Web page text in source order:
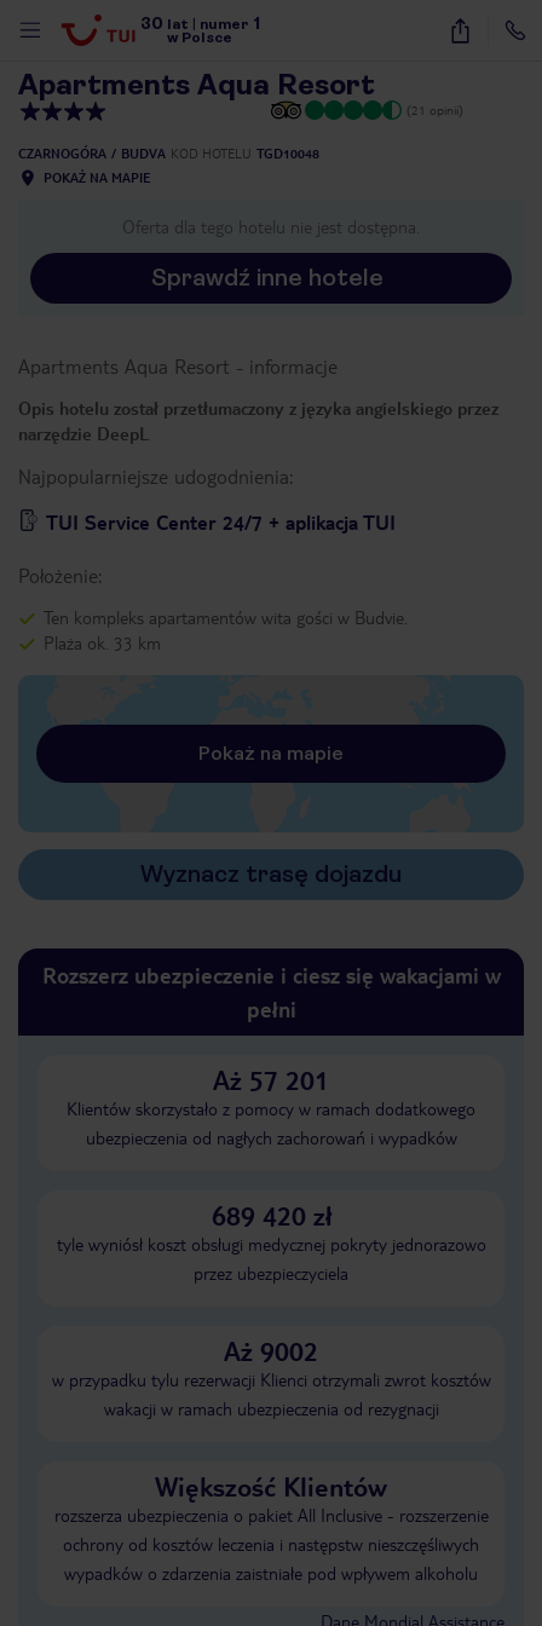
30 lat numer 1
w Polsce
13
Apartments Aqua Resort
(21 opinii)
CZARNOGÓRA BUDVA KOD HOTELU TGD10048
POKAŻ NA MAPIE
Oferta dla tego hotelu nie jest dostępna.
Sprawdź inne hotele
Apartments Aqua Resort - informacje
Opis hotelu został przetłumaczony z języka angielskiego przez
narzędzie DeepL
Najpopularniejsze udogodnienia:
TUI Service Center 24/7 + aplikacja TUI
Położenie:
Ten kompleks apartamentów wita gości w Budvie.
Plaża ok. 33 km
Pokaż na mapie
Wyznacz trasę dojazdu
Rozszerz ubezpieczenie i ciesz się wakacjami w
pełni
Aż 57 201
Klientów skorzystało z pomocy w ramach dodatkowego
ubezpieczenia od nagłych zachorowań i wypadków
689 420 zł
tyle wyniósł koszt obsługi medycznej pokryty jednorazowo
przez ubezpieczyciela
Aż 9002
w przypadku tylu rezerwacji Klienci otrzymali zwrot kosztów
wakacji w ramach ubezpieczenia od rezygnacji
Większość Klientów
rozszerza ubezpieczenia o pakiet All Inclusive - rozszerzenie
ochrony od kosztów leczenia i następstw nieszczęśliwych
wypadków o zdarzenia zaistniałe pod wpływem alkoholu
Dane Mondial Assistance